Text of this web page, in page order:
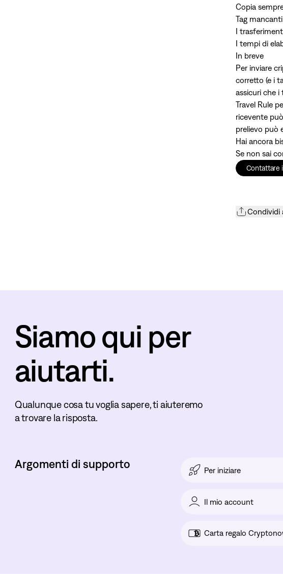
Copia
Tag
I
I tempi di
In breve
Per inviare
corretto (e i
assicuri che
Travel Rule
ricevente
prelievo può
Hai ancora
Se non sai
Contattare
Condividi
Siamo qui per
aiutarti.
Qualunque cosa tu voglia sapere, ti aiuteremo
a trovare la risposta.
Argomenti di supporto Per iniziare
Il mio account
Carta regalo